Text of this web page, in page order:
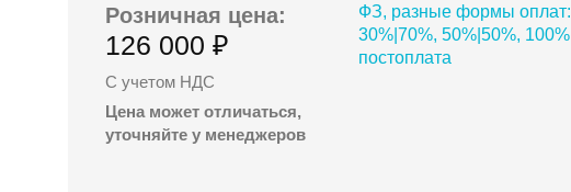
Розничная цена:
126 000 ₽
С учетом НДС
Цена может отличаться,
уточняйте у менеджеров
ФЗ, разные формы оплат:
30%|70%, 50%|50%, 100%
постоплата